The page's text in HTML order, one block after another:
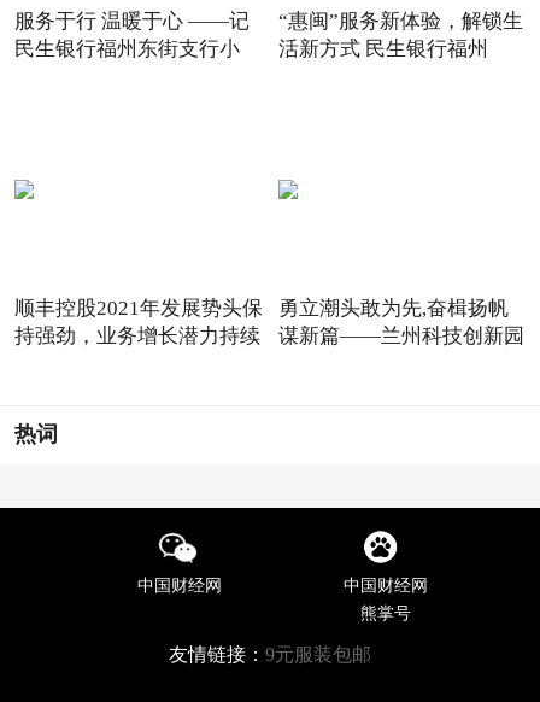
服务于行 温暖于心 ——记
民生银行福州东街支行小
“惠闽”服务新体验，解锁生
活新方式 民生银行福州
顺丰控股2021年发展势头保
持强劲，业务增长潜力持续
勇立潮头敢为先,奋楫扬帆
谋新篇——兰州科技创新园
热词
中国财经网
中国财经网
熊掌号
友情链接： 9元服装包邮